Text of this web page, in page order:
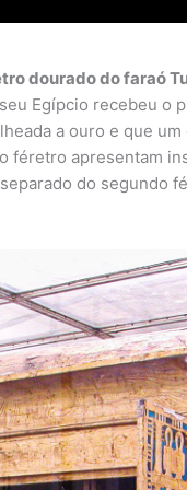
dourado do faraó
Egípcio recebeu o
a ouro e que
féretro apresentam
do segundo